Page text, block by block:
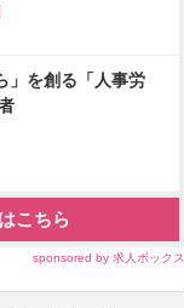
」を創る「人事労
こちら
sponsored by 求人ボックス